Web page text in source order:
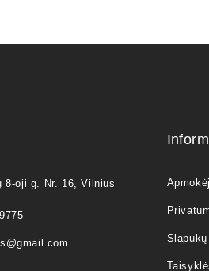
8-oji g. Nr. 16, Vilnius